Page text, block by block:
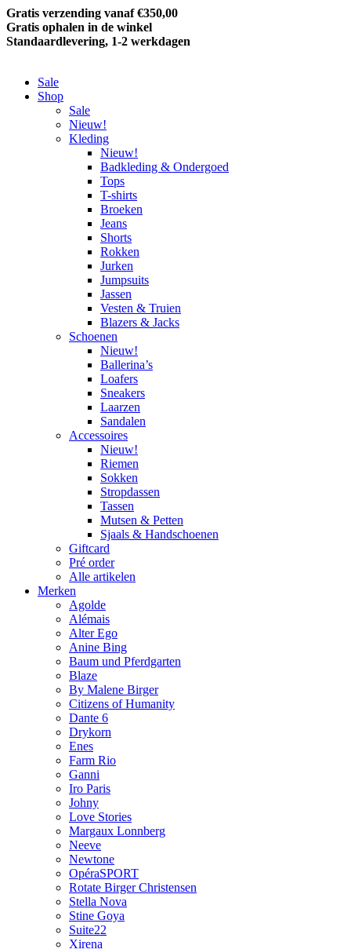
Gratis verzending vanaf €350,00
Gratis ophalen in de winkel
Standaardlevering, 1-2 werkdagen
Sale
Shop
Sale
Nieuw!
Kleding
Nieuw!
Badkleding & Ondergoed
Tops
T-shirts
Broeken
Jeans
Shorts
Rokken
Jurken
Jumpsuits
Jassen
Vesten & Truien
Blazers & Jacks
Schoenen
Nieuw!
Ballerina’s
Loafers
Sneakers
Laarzen
Sandalen
Accessoires
Nieuw!
Riemen
Sokken
Stropdassen
Tassen
Mutsen & Petten
Sjaals & Handschoenen
Giftcard
Pré order
Alle artikelen
Merken
Agolde
Alémais
Alter Ego
Anine Bing
Baum und Pferdgarten
Blaze
By Malene Birger
Citizens of Humanity
Dante 6
Drykorn
Enes
Farm Rio
Ganni
Iro Paris
Johny
Love Stories
Margaux Lonnberg
Neeve
Newtone
OpéraSPORT
Rotate Birger Christensen
Stella Nova
Stine Goya
Suite22
Xirena